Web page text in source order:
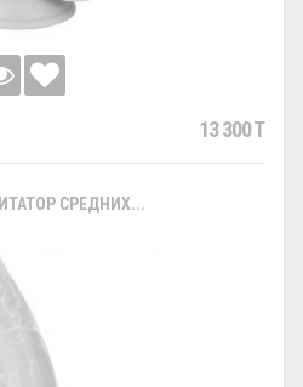
13 300 T
СРЕДНИХ...